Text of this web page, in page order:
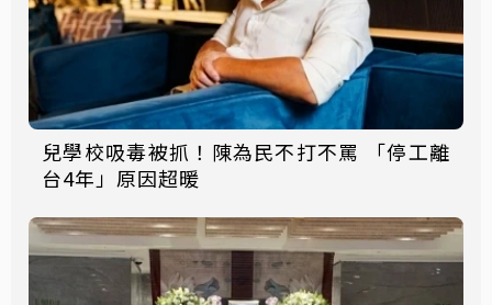
兒學校吸毒被抓！陳為民不打不罵 「停工離
台4年」原因超暖